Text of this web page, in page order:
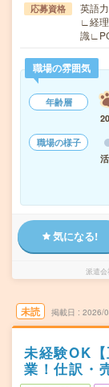
応募資格
英語
∟経
識
職場の雰囲気
年齢層
職場の様子
気になる!
派遣会
未読 掲載日 2026/
未経験OK
業！仕訳・